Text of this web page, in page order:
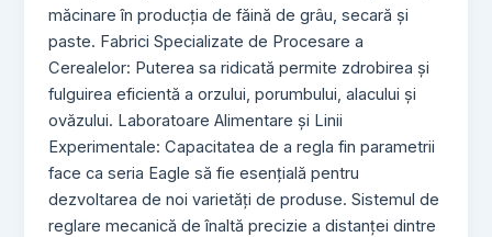
măcinare în producția de făină de grâu, secară și
paste. Fabrici Specializate de Procesare a
Cerealelor: Puterea sa ridicată permite zdrobirea și
fulguirea eficientă a orzului, porumbului, alacului și
ovăzului. Laboratoare Alimentare și Linii
Experimentale: Capacitatea de a regla fin parametrii
face ca seria Eagle să fie esențială pentru
dezvoltarea de noi varietăți de produse. Sistemul de
reglare mecanică de înaltă precizie a distanței dintre